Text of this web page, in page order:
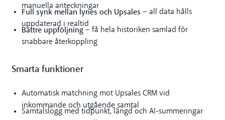
manuella anteckningar
Full synk mellan lynes och Upsales – all data hålls
uppdaterad i realtid
Bättre uppföljning– få hela historiken samlad för
snabbare återkoppling
Smarta funktioner
Automatisk matchning mot Upsales CRM vid
inkommande och utgående samtal
Samtalslogg med tidpunkt, längd och AI-summeringar